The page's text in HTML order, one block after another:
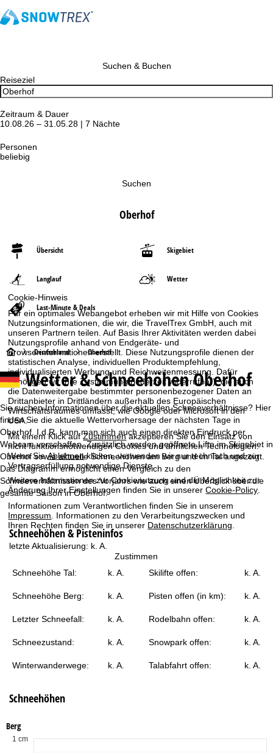
Cookie-Hinweis
Für ein optimales Webangebot erheben wir mit Hilfe von Cookies
Nutzungsinformationen, die wir, die TravelTrex GmbH, auch mit
unseren Partnern teilen. Auf Basis Ihrer Aktivitäten werden dabei
Nutzungsprofile anhand von Endgeräte- und
Browserinformationen erstellt. Diese Nutzungsprofile dienen der
statistischen Analyse, individuellen Produktempfehlung,
individualisierten Werbung und Reichweitenmessung. Dafür
benötigen wir Ihre Zustimmung (jederzeit widerrufbar), die auch
die Datenweitergabe bestimmter personenbezogener Daten an
Drittanbieter in Drittländern außerhalb des Europäischen
Wirtschaftsraumes umfasst, wie Google oder Microsoft in den
USA.
Mit einem Klick aufZustimmenakzeptieren Sie den Einsatz von
nicht funktionsnotwendigen Cookies und ähnlichen Technologien.
Wenn SieAblehnenklicken, verwenden wir nur technisch und zur
Vertragserfüllung notwendige Dienste.
Weitere Informationen zur Cookienutzung und die Möglichkeit zur
Änderung Ihrer Einstellungen finden Sie in unsererCookie-Policy.
Informationen zum Verantwortlichen finden Sie in unserem
Impressum. Informationen zu den Verarbeitungszwecken und
Ihren Rechten finden Sie in unserer Datenschutzerklärung.
Zustimmen
Suchen & Buchen
Reiseziel
Zeitraum & Dauer
10.08.26 – 31.05.28 | 7 Nächte
Personen
beliebig
Suchen
Oberhof
Übersicht Skigebiet
Langlauf Wetter
Last-Minute & Deals
S
t
a
r
t
s
e
i
t
e
Deutschland Oberhof
Wetter & Schneehöhen Oberhof
Sie suchen Informationen über die aktuellen Schneeverhältnisse? Hier
finden Sie die aktuelle Wettervorhersage der nächsten Tage in
Oberhof. I.d.R. kann man sich auch einen direkten Eindruck per
Webcam verschaffen. Zusätzlich werden geöffnete Lifte im Skigebiet in
Oberhof sowie aktuelle Schneehöhen am Berg und im Tal angezeigt.
Das Diagramm ermöglicht einen Vergleich zu den
Schneeverhältnissen des Vorjahrs wie auch einen Überblick über die
gesamte Saison in Oberhof.
Schneehöhen & Pisteninfos
letzte Aktualisierung: k. A.
Schneehöhe Tal: k. A. Skilifte offen: k. A.
Schneehöhe Berg: k. A. Pisten offen (in km): k. A.
Letzter Schneefall: k. A. Rodelbahn offen: k. A.
Schneezustand: k. A. Snowpark offen: k. A.
Winterwanderwege: k. A. Talabfahrt offen: k. A.
Schneehöhen
Berg
1 cm